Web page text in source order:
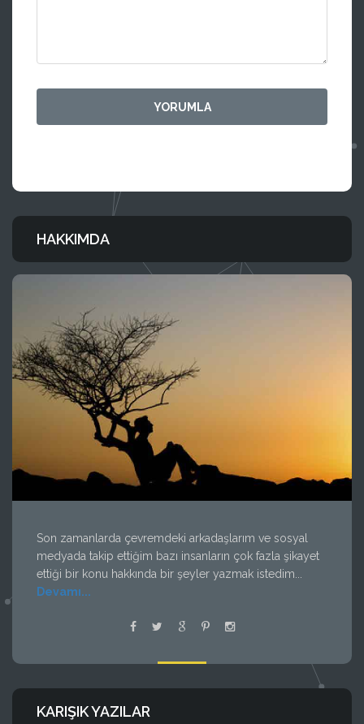
HAKKIMDA
Son zamanlarda çevremdeki arkadaşlarım ve sosyal
medyada takip ettiğim bazı insanların çok fazla şikayet
ettiği bir konu hakkında bir şeyler yazmak istedim...
Devamı...
KARIŞIK YAZILAR